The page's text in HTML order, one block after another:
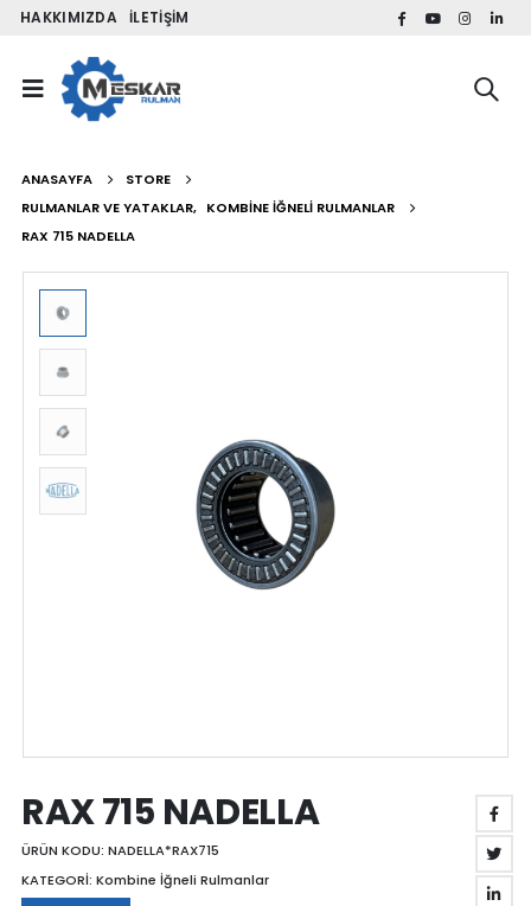
HAKKIMIZDA İLETIŞIM
ANASAYFA
STORE
RULMANLAR VE YATAKLAR, KOMBINE İĞNELI RULMANLAR
RAX 715 NADELLA
RAX 715 NADELLA
ÜRÜN KODU: NADELLA*RAX715
KATEGORİ: Kombine İğneli Rulmanlar